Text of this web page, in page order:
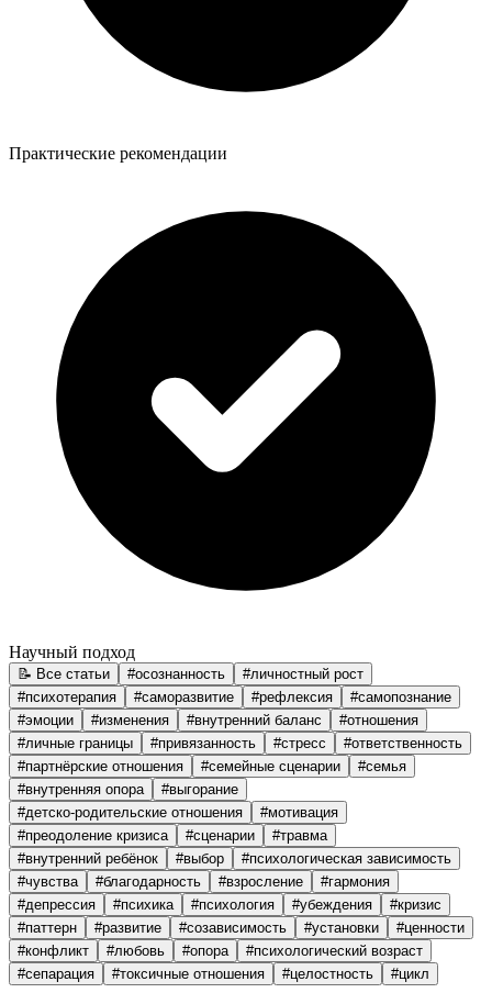
Практические рекомендации
Научный подход
📝 Все статьи #осознанность #личностный рост
#психотерапия #саморазвитие #рефлексия #самопознание
#эмоции #изменения #внутренний баланс #отношения
#личные границы #привязанность #стресс #ответственность
#партнёрские отношения #семейные сценарии #семья
#внутренняя опора #выгорание
#детско-родительские отношения #мотивация
#преодоление кризиса #сценарии #травма
#внутренний ребёнок #выбор #психологическая зависимость
#чувства #благодарность #взросление #гармония
#депрессия #психика #психология #убеждения #кризис
#паттерн #развитие #созависимость #установки #ценности
#конфликт #любовь #опора #психологический возраст
#сепарация #токсичные отношения #целостность #цикл